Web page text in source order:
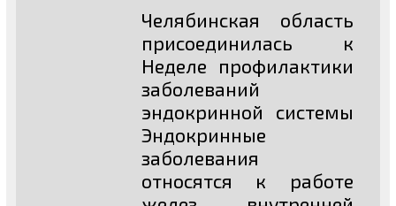
Челябинская область
присоединилась к
Неделе профилактики
заболеваний
эндокринной системы
Эндокринные
заболевания
относятся к работе